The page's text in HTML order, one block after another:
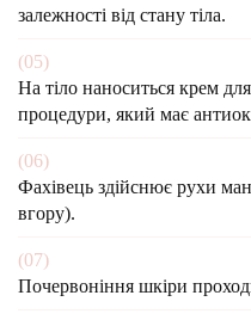
залежності від стану тіла.
(05)
На тіло наноситься крем
процедури, який має
(06)
Фахівець здійснює рухи
вгору).
(07)
Почервоніння шкіри